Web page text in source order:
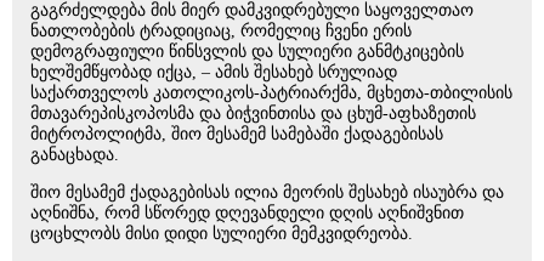
გაგრძელდება მის მიერ დამკვიდრებული საყოველთაო
ნათლობების ტრადიციაც, რომელიც ჩვენი ერის
დემოგრაფიული წინსვლის და სულიერი განმტკიცების
ხელშემწყობად იქცა, – ამის შესახებ სრულიად
საქართველოს კათოლიკოს-პატრიარქმა, მცხეთა-თბილისის
მთავარეპისკოპოსმა და ბიჭვინთისა და ცხუმ-აფხაზეთის
მიტროპოლიტმა, შიო მესამემ სამებაში ქადაგებისას
განაცხადა.
შიო მესამემ ქადაგებისას ილია მეორის შესახებ ისაუბრა და
აღნიშნა, რომ სწორედ დღევანდელი დღის აღნიშვნით
ცოცხლობს მისი დიდი სულიერი მემკვიდრეობა.